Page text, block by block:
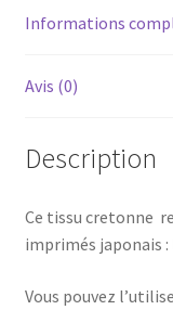
Informations
Avis (0)
Description
Ce tissu cretonne
imprimés japonais
Vous pouvez